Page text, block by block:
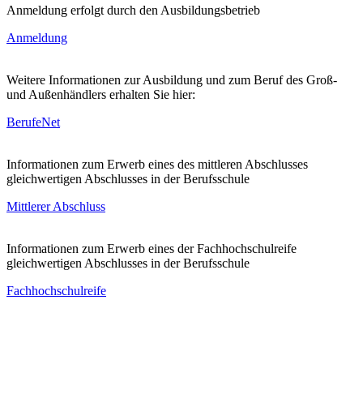
Anmeldung erfolgt durch den Ausbildungsbetrieb
Anmeldung
Weitere Informationen zur Ausbildung und zum Beruf des Groß-
und Außenhändlers erhalten Sie hier:
BerufeNet
Informationen zum Erwerb eines des mittleren Abschlusses
gleichwertigen Abschlusses in der Berufsschule
Mittlerer Abschluss
Informationen zum Erwerb eines der Fachhochschulreife
gleichwertigen Abschlusses in der Berufsschule
Fachhochschulreife